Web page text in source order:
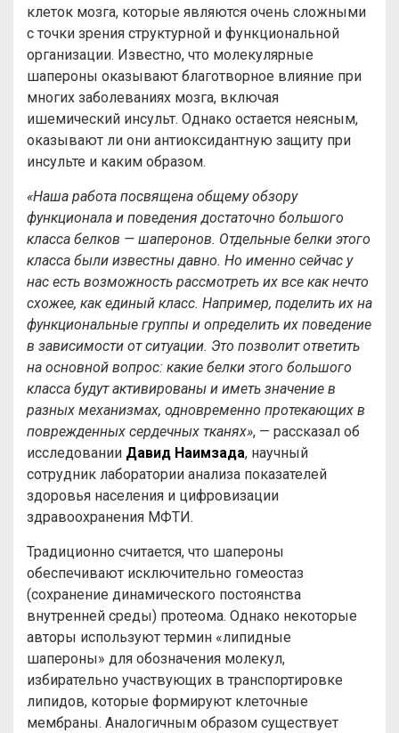
клеток мозга, которые являются очень сложными
с точки зрения структурной и функциональной
организации. Известно, что молекулярные
шапероны оказывают благотворное влияние при
многих заболеваниях мозга, включая
ишемический инсульт. Однако остается неясным,
оказывают ли они антиоксидантную защиту при
инсульте и каким образом.
«Наша работа посвящена общему обзору
функционала и поведения достаточно большого
класса белков — шаперонов. Отдельные белки этого
класса были известны давно. Но именно сейчас у
нас есть возможность рассмотреть их все как нечто
схожее, как единый класс. Например, поделить их на
функциональные группы и определить их поведение
в зависимости от ситуации. Это позволит ответить
на основной вопрос: какие белки этого большого
класса будут активированы и иметь значение в
разных механизмах, одновременно протекающих в
поврежденных сердечных тканях», — рассказал об
исследовании Давид Наимзада, научный
сотрудник лаборатории анализа показателей
здоровья населения и цифровизации
здравоохранения МФТИ.
Традиционно считается, что шапероны
обеспечивают исключительно гомеостаз
(сохранение динамического постоянства
внутренней среды) протеома. Однако некоторые
авторы используют термин «липидные
шапероны» для обозначения молекул,
избирательно участвующих в транспортировке
липидов, которые формируют клеточные
мембраны. Аналогичным образом существует